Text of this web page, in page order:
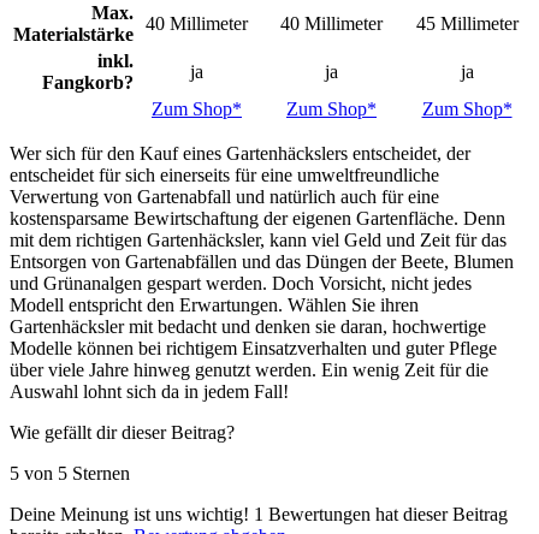
Max.
Materialstärke
40 Millimeter 40 Millimeter
45 Millimeter
inkl.
Fangkorb?
ja ja
ja
Zum Shop*
Zum Shop* Zum Shop*
Wer sich für den Kauf eines Gartenhäckslers entscheidet, der
entscheidet für sich einerseits für eine umweltfreundliche
Verwertung von Gartenabfall und natürlich auch für eine
kostensparsame Bewirtschaftung der eigenen Gartenfläche. Denn
mit dem richtigen Gartenhäcksler, kann viel Geld und Zeit für das
Entsorgen von Gartenabfällen und das Düngen der Beete, Blumen
und Grünanalgen gespart werden. Doch Vorsicht, nicht jedes
Modell entspricht den Erwartungen. Wählen Sie ihren
Gartenhäcksler mit bedacht und denken sie daran, hochwertige
Modelle können bei richtigem Einsatzverhalten und guter Pflege
über viele Jahre hinweg genutzt werden. Ein wenig Zeit für die
Auswahl lohnt sich da in jedem Fall!
Wie gefällt dir dieser Beitrag?
5 von 5 Sternen
Deine Meinung ist uns wichtig! 1 Bewertungen hat dieser Beitrag